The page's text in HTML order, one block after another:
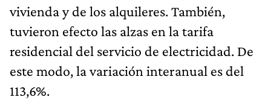
vivienda y de los alquileres. También,
tuvieron efecto las alzas en la tarifa
residencial del servicio de electricidad. De
este modo, la variación interanual es del
113,6%.